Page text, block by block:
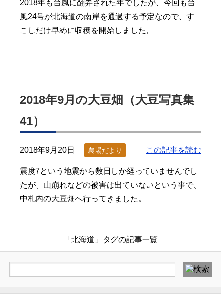
2018年も台風に翻弄された年でしたが、今回も台
風24号が北海道の南岸を通過する予定なので、す
こしだけ早めに収穫を開始しました。
2018年9月の大豆畑（大豆写真集
41）
2018年9月20日 農場だより この記事を読む
震度7という地震から数日しか経っていませんでし
たが、山崩れなどの被害は出ていないという事で、
中札内の大豆畑へ行ってきました。
「北海道」タグの記事一覧